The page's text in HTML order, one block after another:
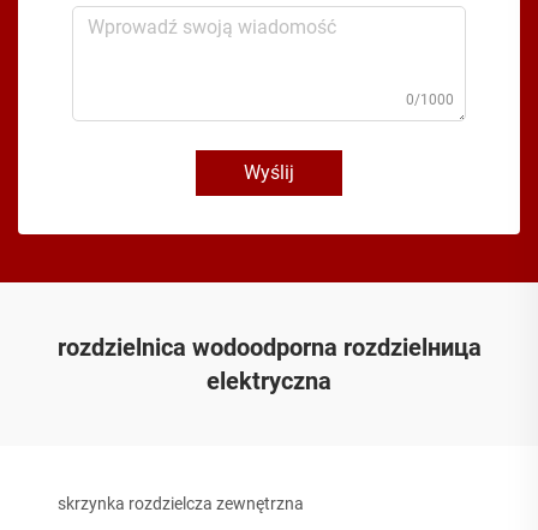
0/1000
Wyślij
rozdzielnica wodoodporna rozdzielница
elektryczna
skrzynka rozdzielcza zewnętrzna